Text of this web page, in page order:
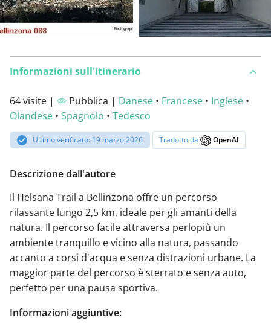
Informazioni sull'itinerario
64 visite | Pubblica | Danese • Francese • Inglese •
Olandese • Spagnolo • Tedesco
Ultimo verificato: 19 marzo 2026 Tradotto da OpenAI
Descrizione dall'autore
Il Helsana Trail a Bellinzona offre un percorso
rilassante lungo 2,5 km, ideale per gli amanti della
natura. Il percorso facile attraversa perlopiù un
ambiente tranquillo e vicino alla natura, passando
accanto a corsi d'acqua e senza distrazioni urbane. La
maggior parte del percorso è sterrato e senza auto,
perfetto per una pausa sportiva.
Informazioni aggiuntive: